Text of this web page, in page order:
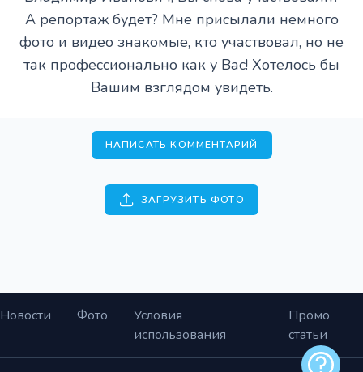
А репортаж будет? Мне присылали немного
фото и видео знакомые, кто участвовал, но не
так профессионально как у Вас! Хотелось бы
Вашим взглядом увидеть.
НАПИСАТЬ КОММЕНТАРИЙ
ЗАГРУЗИТЬ ФОТО
Новости Фото
Условия
использования
Промо
статьи